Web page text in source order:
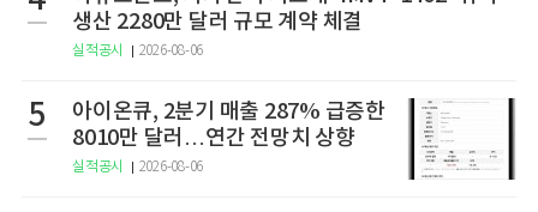
생산 2280만 달러 규모 계약 체결
실적공시 2026-08-06
5
아이온큐, 2분기 매출 287% 급증한
8010만 달러…연간 전망치 상향
실적공시 2026-08-06